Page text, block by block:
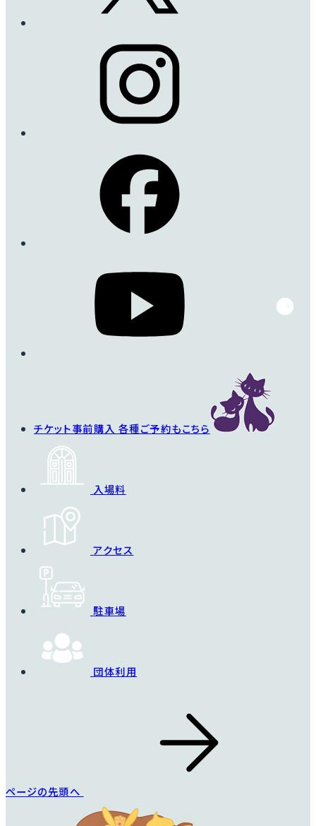
フォールスタッフ
深みのあるクリムゾン
色から次第に落ち着い
病気になりにくい品種
で存在感バツグンのバ
詳細を見る
チケット事前購入 各種ご予約もこちら
入場料
アクセス
駐車場
団体利用
ページの先頭へ